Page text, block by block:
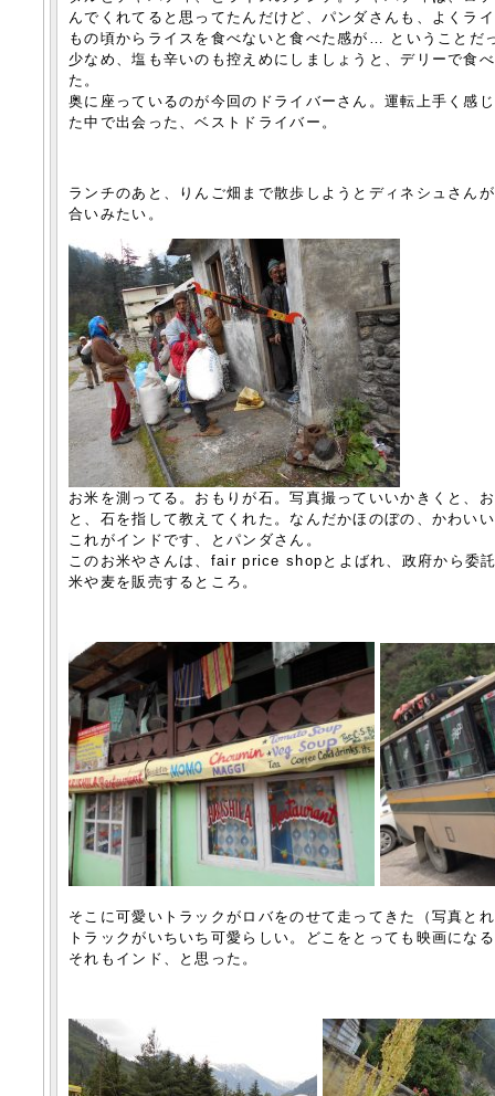
んでくれてると思ってたんだけど、パンダさんも、よくラ
もの頃からライスを食べないと食べた感が… ということだ
少なめ、塩も辛いのも控えめにしましょうと、デリーで食
た。
奥に座っているのが今回のドライバーさん。運転上手く感
た中で出会った、ベストドライバー。
ランチのあと、りんご畑まで散歩しようとディネシュさん
合いみたい。
お米を測ってる。おもりが石。写真撮っていいかきくと、
と、石を指して教えてくれた。なんだかほのぼの、かわい
これがインドです、とパンダさん。
このお米やさんは、fair price shopとよばれ、政府から委
米や麦を販売するところ。
そこに可愛いトラックがロバをのせて走ってきた（写真と
トラックがいちいち可愛らしい。どこをとっても映画にな
それもインド、と思った。